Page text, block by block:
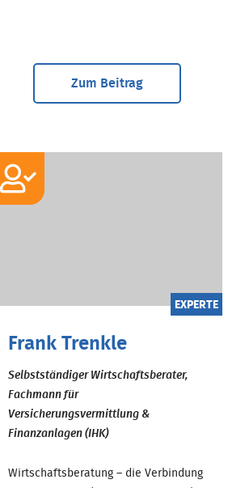
Zum Beitrag
EXPERTE
Frank Trenkle
Selbstständiger Wirtschaftsberater,
Fachmann für
Versicherungsvermittlung &
Finanzanlagen (IHK)
Wirtschaftsberatung – die Verbindung